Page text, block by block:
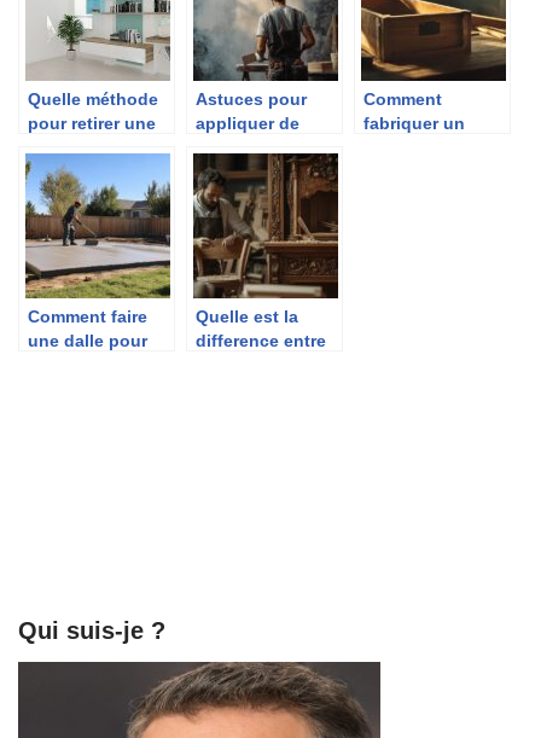
Quelle méthode
pour retirer une
expansion de
type Molly ?
Astuces pour
appliquer de
un pro : les
erreurs à éviter
sur le placo
Comment
fabriquer un
Comment faire
une dalle pour
Quelle est la
difference entre
Qui suis-je ?